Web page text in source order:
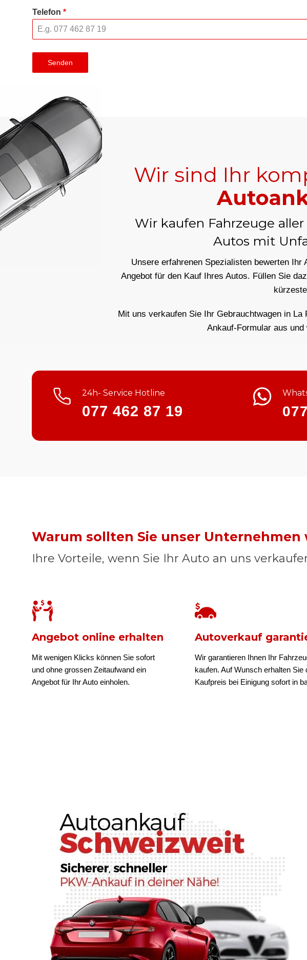
Telefon *
Senden
Wir sind Ihr
Wir kaufen Fahrzeuge
Autos mit
Unsere erfahrenen Spezialisten bewerten
Angebot für den Kauf Ihres Autos. Füllen Sie
Mit uns verkaufen Sie Ihr Gebrauchtwagen in
Ankauf-Formular aus
24h- Service Hotline
077 462 87 19
Warum sollten Sie unser Unternehmen
Ihre Vorteile, wenn Sie Ihr Auto an uns
Angebot online erhalten
Mit wenigen Klicks können Sie sofort
und ohne grossen Zeitaufwand ein
Angebot für Ihr Auto einholen.
Autoverkauf
Wir garantieren Ihnen Ihr
kaufen. Auf Wunsch erhalten Sie
Kaufpreis bei Einigung sofort in